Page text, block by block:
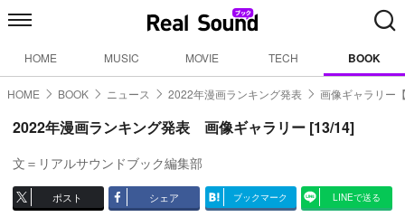
HOME MUSIC MOVIE TECH BOOK
HOME BOOK ニュース 2022年漫画ランキング発表 画像ギャラリー
2022年漫画ランキング発表 画像ギャラリー [13/14]
文＝リアルサウンドブック編集部
ポスト シェア ブックマーク LINEで送る